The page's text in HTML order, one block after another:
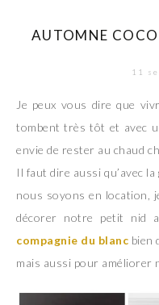
AUTOMNE
11
Je peux vous dire que
tombent très tôt et avec
envie de rester au chaud
Il faut dire aussi qu’avec
nous soyons en location,
décorer notre petit nid
compagnie du blanc bien
mais aussi pour améliorer